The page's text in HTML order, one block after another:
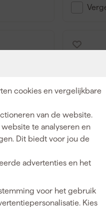
cookies en vergelijkbare
van de website.
te analyseren en
Dit biedt voor jou de
advertenties en het
voor het gebruik
Kies
voor
ProFit